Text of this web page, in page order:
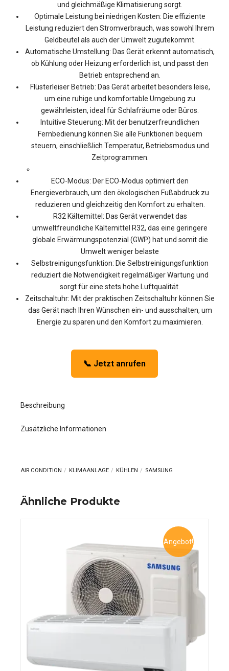
und gleichmäßige Klimatisierung sorgt.
Optimale Leistung bei niedrigen Kosten: Die effiziente
Leistung reduziert den Stromverbrauch, was sowohl Ihrem
Geldbeutel als auch der Umwelt zugutekommt.
Automatische Umstellung: Das Gerät erkennt automatisch,
ob Kühlung oder Heizung erforderlich ist, und passt den
Betrieb entsprechend an.
Flüsterleiser Betrieb: Das Gerät arbeitet besonders leise,
um eine ruhige und komfortable Umgebung zu
gewährleisten, ideal für Schlafräume oder Büros.
Intuitive Steuerung: Mit der benutzerfreundlichen
Fernbedienung können Sie alle Funktionen bequem
steuern, einschließlich Temperatur, Betriebsmodus und
Zeitprogrammen.
ECO-Modus: Der ECO-Modus optimiert den
Energieverbrauch, um den ökologischen Fußabdruck zu
reduzieren und gleichzeitig den Komfort zu erhalten.
R32 Kältemittel: Das Gerät verwendet das
umweltfreundliche Kältemittel R32, das eine geringere
globale Erwärmungspotenzial (GWP) hat und somit die
Umwelt weniger belaste
Selbstreinigungsfunktion: Die Selbstreinigungsfunktion
reduziert die Notwendigkeit regelmäßiger Wartung und
sorgt für eine stets hohe Luftqualität.
Zeitschaltuhr: Mit der praktischen Zeitschaltuhr können Sie
das Gerät nach Ihren Wünschen ein- und ausschalten, um
Energie zu sparen und den Komfort zu maximieren.
📞 Jetzt anrufen
Beschreibung
Zusätzliche Informationen
AIR CONDITION KLIMAANLAGE KÜHLEN SAMSUNG
Ähnliche Produkte
Angebot!